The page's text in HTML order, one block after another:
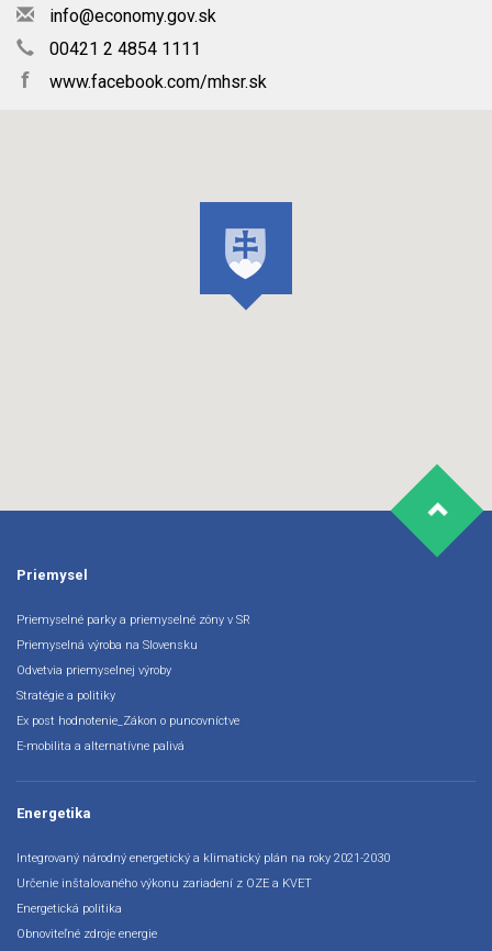
info@economy.gov.sk
00421 2 4854 1111
f www.facebook.com/mhsr.sk
Priemysel
Priemyselné parky a priemyselné zóny v SR
Priemyselná výroba na Slovensku
Odvetvia priemyselnej výroby
Stratégie a politiky
Ex post hodnotenie_Zákon o puncovníctve
E-mobilita a alternatívne palivá
Energetika
Integrovaný národný energetický a klimatický plán na roky 2021-2030
Určenie inštalovaného výkonu zariadení z OZE a KVET
Energetická politika
Obnoviteľné zdroje energie